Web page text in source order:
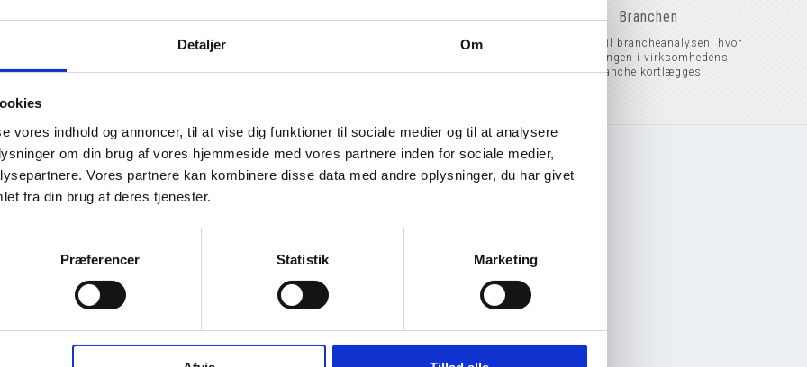
Detaljer Om
vores indhold og annoncer, til at vise dig funktioner til sociale medier og til at analysere
om din brug af vores hjemmeside med vores partnere inden for sociale medier,
Vores partnere kan kombinere disse data med andre oplysninger, du har givet
fra din brug af deres tjenester.
Præferencer Statistik Marketing
Regnskab
Se virksomhedernes regnskab, og
helt gratis.
Kort
Find virksomhedens adresse på
gennem street view.
Branchen
Adgang til brancheanalysen, hvor
udviklingen i virksomhedens
branche kortlægges.
Virksomheder oprettet i dag
v/ Isak Brandt Melisa's Home Beauty
Adresse